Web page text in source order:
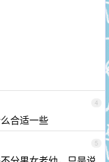
4
合适一些
5